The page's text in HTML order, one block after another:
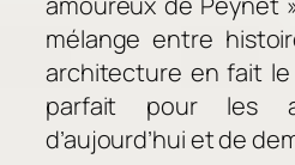
8
,
0
0
mélange entre
architecture en fait
parfait pour les
d’aujourd’hui et de